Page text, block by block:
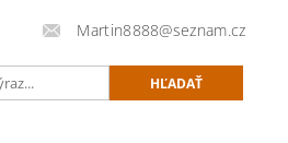
Martin8888@seznam.cz